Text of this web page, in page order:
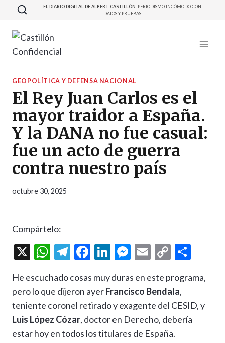
Saltar
contenido
EL DIARIO DIGITAL DE ALBERT CASTILLÓN. PERIODISMO INCÓMODO CON
DATOS Y PRUEBAS
GEOPOLÍTICA Y DEFENSA NACIONAL
El Rey Juan Carlos es el
mayor traidor a España.
Y la DANA no fue casual:
fue un acto de guerra
contra nuestro país
octubre 30, 2025
Compártelo:
X
W
at
s
A
p
T
e
gr
a
m
F
e
b
o
o
Li
ke
dI
n
M
se
n
g
er
E
ai
l
C
p
y
Li
n
m
p
ar
He escuchado cosas muy duras en este programa,
pero lo que dijeron ayerFrancisco Bendala,
teniente coronel retirado y exagente del CESID, y
Luis López Cózar, doctor en Derecho, debería
estar hoy en todos los titulares de España.